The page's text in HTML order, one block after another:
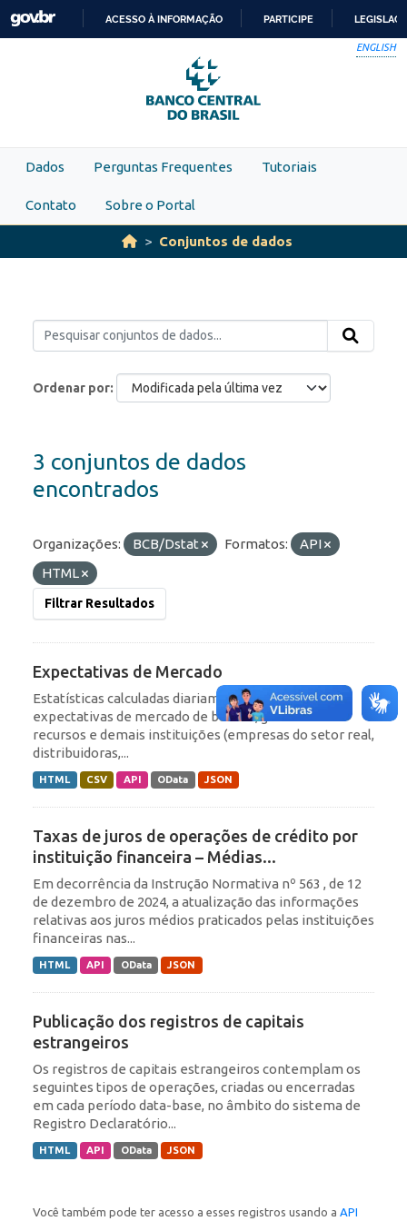
Skip to main content
PARA
O
CONTEÚDO
ACESSO À INFORMAÇÃO PARTICIPE
ENGLISH
Dados Perguntas Frequentes Tutoriais
Contato Sobre o Portal
Conjuntos de dados
Ordenar por
3 conjuntos de dados
encontrados
Organizações: BCB/Dstat Formatos:
API
HTML
Filtrar Resultados
Expectativas de Mercado
Estatísticas calculadas diariamente com base nas
expectativas de mercado de bancos, gestores de
recursos e demais instituições (empresas do setor real,
distribuidoras,...
HTML CSV API OData JSON
Taxas de juros de operações de crédito por
instituição financeira – Médias...
Em decorrência da Instrução Normativa nº 563 , de 12
de dezembro de 2024, a atualização das informações
relativas aos juros médios praticados pelas instituições
financeiras nas...
HTML API OData JSON
Publicação dos registros de capitais
estrangeiros
Os registros de capitais estrangeiros contemplam os
seguintes tipos de operações, criadas ou encerradas
em cada período data-base, no âmbito do sistema de
Registro Declaratório...
HTML API OData JSON
Você também pode ter acesso a esses registros usando a API